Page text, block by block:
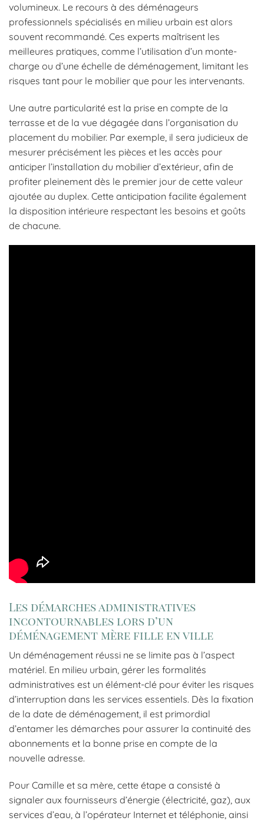
volumineux. Le recours à des déménageurs
professionnels spécialisés en milieu urbain est alors
souvent recommandé. Ces experts maîtrisent les
meilleures pratiques, comme l’utilisation d’un monte-
charge ou d’une échelle de déménagement, limitant les
risques tant pour le mobilier que pour les intervenants.
Une autre particularité est la prise en compte de la
terrasse et de la vue dégagée dans l’organisation du
placement du mobilier. Par exemple, il sera judicieux de
mesurer précisément les pièces et les accès pour
anticiper l’installation du mobilier d’extérieur, afin de
profiter pleinement dès le premier jour de cette valeur
ajoutée au duplex. Cette anticipation facilite également
la disposition intérieure respectant les besoins et goûts
de chacune.
Les démarches administratives
incontournables lors d’un
déménagement mère fille en ville
Un déménagement réussi ne se limite pas à l’aspect
matériel. En milieu urbain, gérer les formalités
administratives est un élément-clé pour éviter les risques
d’interruption dans les services essentiels. Dès la fixation
de la date de déménagement, il est primordial
d’entamer les démarches pour assurer la continuité des
abonnements et la bonne prise en compte de la
nouvelle adresse.
Pour Camille et sa mère, cette étape a consisté à
signaler aux fournisseurs d’énergie (électricité, gaz), aux
services d’eau, à l’opérateur Internet et téléphonie, ainsi